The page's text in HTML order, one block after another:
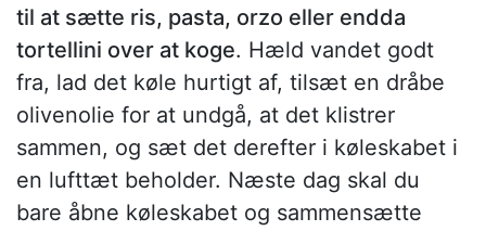
til at sætte ris, pasta, orzo eller endda
tortellini over at koge. Hæld vandet godt
fra, lad det køle hurtigt af, tilsæt en dråbe
olivenolie for at undgå, at det klistrer
sammen, og sæt det derefter i køleskabet i
en lufttæt beholder. Næste dag skal du
bare åbne køleskabet og sammensætte